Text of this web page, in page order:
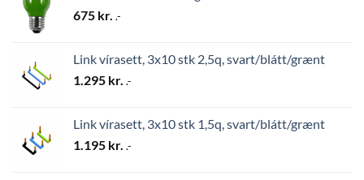
675 kr. .-
Link vírasett, 3x10 stk 2,5q, svart/blátt/grænt
1.295 kr. .-
Link vírasett, 3x10 stk 1,5q, svart/blátt/grænt
1.195 kr. .-